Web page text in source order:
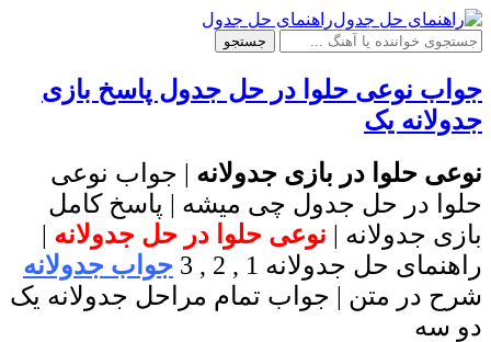
راهنمای حل جدول
جستجو
جواب نوعی حلوا در حل جدول پاسخ بازی
جدولانه یک
نوعی حلوا در بازی جدولانه | جواب نوعی
حلوا در حل جدول چی میشه | پاسخ کامل
بازی جدولانه | نوعی حلوا در حل جدولانه |
راهنمای حل جدولانه 1 , 2 , 3
جواب جدولانه
شرح در متن | جواب تمام مراحل جدولانه یک
دو سه